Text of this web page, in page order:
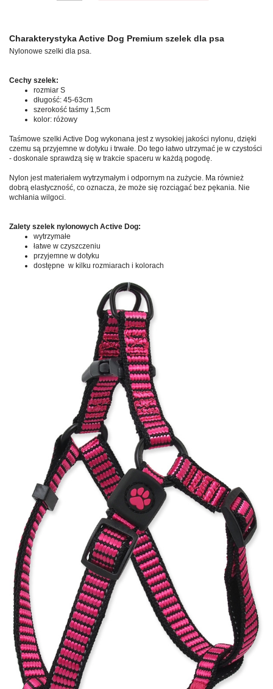
Charakterystyka Active Dog Premium szelek dla psa
Nylonowe szelki dla psa.
Cechy szelek:
rozmiar S
długość: 45-63cm
szerokość taśmy 1,5cm
kolor: różowy
Taśmowe szelki Active Dog wykonana jest z wysokiej jakości nylonu, dzięki
czemu są przyjemne w dotyku i trwałe. Do tego łatwo utrzymać je w czystości
- doskonale sprawdzą się w trakcie spaceru w każdą pogodę.
Nylon jest materiałem wytrzymałym i odpornym na zużycie. Ma również
dobrą elastyczność, co oznacza, że może się rozciągać bez pękania. Nie
wchłania wilgoci.
Zalety szelek nylonowych Active Dog:
wytrzymałe
łatwe w czyszczeniu
przyjemne w dotyku
dostępne w kilku rozmiarach i kolorach